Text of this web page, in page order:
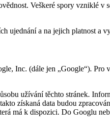
Veškeré spory vzniklé v
ujednání a na jejich platnost a
Inc. (dále jen „Google“). Pro
užívání těchto stránek.
získaná data budou
má k dispozici. Do Googlu